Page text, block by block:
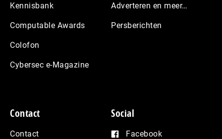
Kennisbank
Computable Awards
Colofon
Cybersec e-Magazine
Adverteren en meer…
Persberichten
Contact
Contact
Social
Facebook